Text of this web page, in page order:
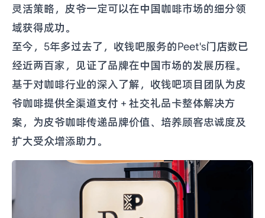
灵活策略，皮爷一定可以在中国咖啡市场的细分领
域获得成功。
至今，5年多过去了，收钱吧服务的Peet's门店数已
经近两百家，见证了品牌在中国市场的发展历程。
基于对咖啡行业的深入了解，收钱吧项目团队为皮
爷咖啡提供全渠道支付 + 社交礼品卡整体解决方
案，为皮爷咖啡传递品牌价值、培养顾客忠诚度及
扩大受众增添助力。